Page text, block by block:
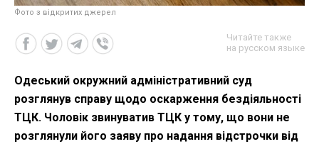
Фото з відкритих джерел
Читайте также
на русском языке
Одеський окружний адміністративний суд
розглянув справу щодо оскарження бездіяльності
ТЦК. Чоловік звинуватив ТЦК у тому, що вони не
розглянули його заяву про надання відстрочки від